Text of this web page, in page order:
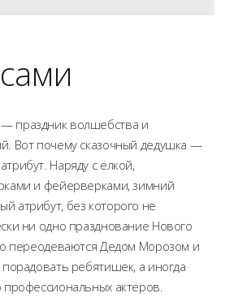
праздник волшебства и
Вот почему сказочный дедушка —
Наряду с ёлкой,
и фейерверками, зимний
атрибут, без которого не
ни одно празднование Нового
переодеваются Дедом Морозом и
ребятишек, а иногда
актёров.